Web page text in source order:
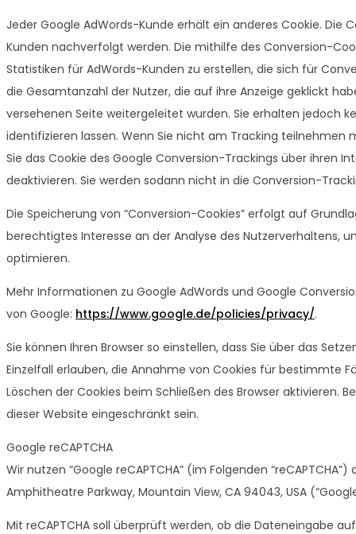
Jeder Google AdWords-Kunde erhält ein anderes Cookie. Die
Kunden nachverfolgt werden. Die mithilfe des Conversion-
Statistiken für AdWords-Kunden zu erstellen, die sich für
die Gesamtanzahl der Nutzer, die auf ihre Anzeige geklickt
versehenen Seite weitergeleitet wurden. Sie erhalten jedoch
identifizieren lassen. Wenn Sie nicht am Tracking teilnehmen
Sie das Cookie des Google Conversion-Trackings über ihren
deaktivieren. Sie werden sodann nicht in die Conversion-
Die Speicherung von “Conversion-Cookies” erfolgt auf
berechtigtes Interesse an der Analyse des Nutzerverhaltens,
optimieren.
Mehr Informationen zu Google AdWords und Google
von Google: https://www.google.de/policies/privacy/.
Sie können Ihren Browser so einstellen, dass Sie über das
Einzelfall erlauben, die Annahme von Cookies für bestimmte
Löschen der Cookies beim Schließen des Browser aktivieren.
dieser Website eingeschränkt sein.
Google reCAPTCHA
Wir nutzen “Google reCAPTCHA” (im Folgenden
Amphitheatre Parkway, Mountain View, CA 94043, USA
Mit reCAPTCHA soll überprüft werden, ob die Dateneingabe